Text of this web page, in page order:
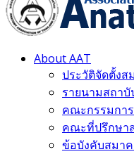
About AAT
ประวัติจัดตั้งส
รายนามสถาบั
คณะกรรมกา
คณะที่ปรึกษา
ข้อบังคับสมาค